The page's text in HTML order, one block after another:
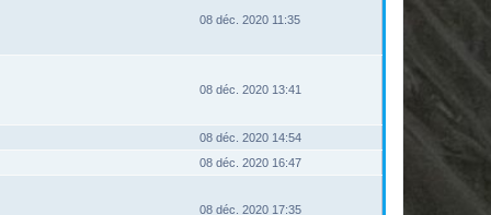
08 déc. 2020 11:35
08 déc. 2020 13:41
08 déc. 2020 14:54
08 déc. 2020 16:47
08 déc. 2020 17:35